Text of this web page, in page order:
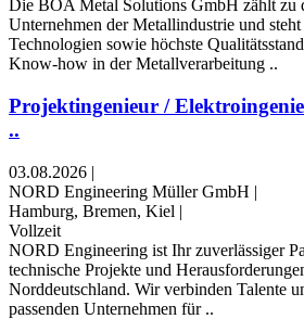
Die BOA Metal Solutions GmbH zählt zu
Unternehmen der Metallindustrie und
Technologien sowie höchste
Know-how in der Metallverarbeitung ..
Projektingenieur /
..
03.08.2026 |
NORD Engineering Müller GmbH |
Hamburg, Bremen, Kiel |
Vollzeit
NORD Engineering ist Ihr zuverlässiger
technische Projekte und
Norddeutschland. Wir verbinden Talente
passenden Unternehmen für ..